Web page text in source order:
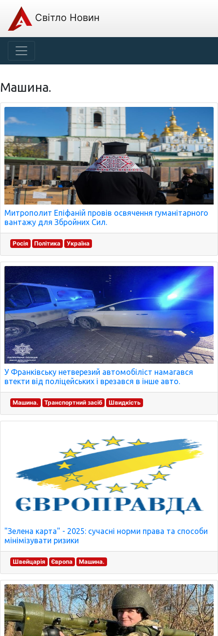
Світло Новин
Машина.
Митрополит Епіфаній провів освячення гуманітарного
вантажу для Збройних Сил.
Росія Політика Україна
У Франківську нетверезий автомобіліст намагався
втекти від поліцейських і врезався в інше авто.
Машина. Транспортний засіб Швидкість
"Зелена карта" - 2025: сучасні норми права та способи
мінімізувати ризики
Швейцарія Європа Машина.